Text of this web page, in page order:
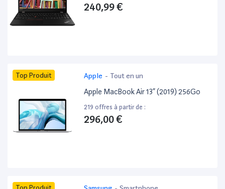
240,99 €
Top Produit Apple - Tout en un
Apple MacBook Air 13” (2019) 256Go
219 offres à partir de :
296,00 €
Top Produit